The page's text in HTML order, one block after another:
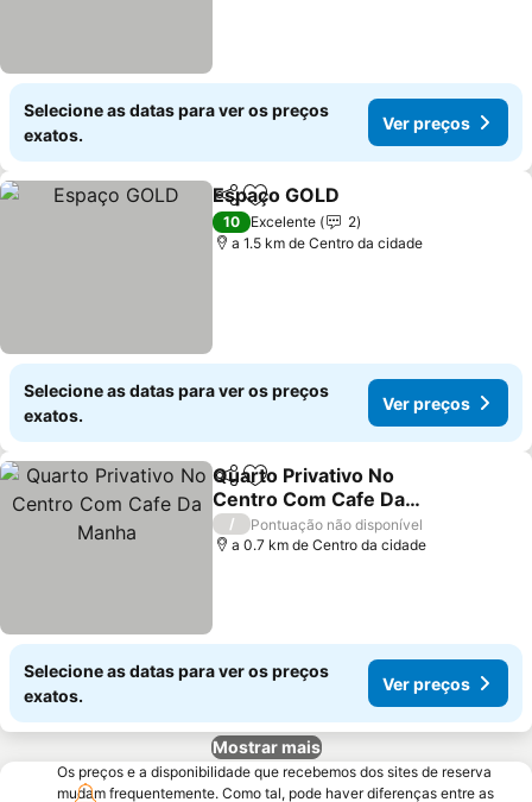
Selecione as datas para ver os preços
exatos.
Ver preços
PartilharAdicionar aos favoritos
Espaço GOLD
10 Excelente
2
a 1.5 km de Centro da cidade
Selecione as datas para ver os preços
exatos.
Ver preços
PartilharAdicionar aos favoritos
Quarto Privativo No
Centro Com Cafe Da
Manha
Ver preços
/
Pontuação não disponível
a 0.7 km de Centro da cidade
Selecione as datas para ver os preços
exatos.
Ver preços
Mostrar mais
Os preços e a disponibilidade que recebemos dos sites de reserva
mudam frequentemente. Como tal, pode haver diferenças entre as